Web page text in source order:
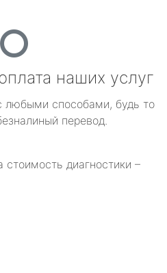
наших услуг
любыми способами, будь то
перевод.
стоимость диагностики –